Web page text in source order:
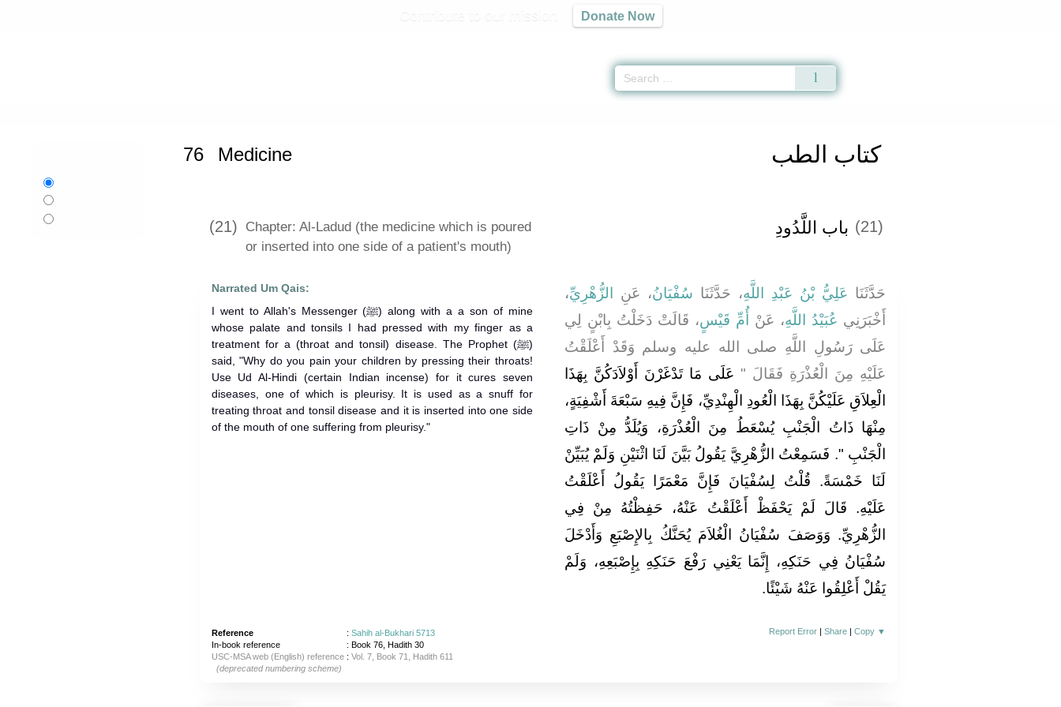
Donate Now
كتاب الطب 76 Medicine
(21) Chapter: Al-Ladud (the medicine which is poured
or inserted into one side of a patient's mouth)
(21) باب اللَّدُودِ
Narrated Um Qais:
I went to Allah's Messenger (ﷺ) along with a a son of mine
whose palate and tonsils I had pressed with my finger as a
treatment for a (throat and tonsil) disease. The Prophet (ﷺ)
said, "Why do you pain your children by pressing their throats!
Use Ud Al-Hindi (certain Indian incense) for it cures seven
diseases, one of which is pleurisy. It is used as a snuff for
treating throat and tonsil disease and it is inserted into one side
of the mouth of one suffering from pleurisy."
حَدَّثَنَا عَلِيُّ بْنُ عَبْدِ اللَّهِ، حَدَّثَنَا سُفْيَانُ، عَنِ الزُّهْرِيِّ،
أَخْبَرَنِي عُبَيْدُ اللَّهِ، عَنْ أُمِّ قَيْسٍ، قَالَتْ دَخَلْتُ بِابْنٍ لِي
عَلَى رَسُولِ اللَّهِ صلى الله عليه وسلم وَقَدْ أَعْلَقْتُ
عَلَيْهِ مِنَ الْعُذْرَةِ فَقَالَ ‏"‏ عَلَى مَا تَدْغَرْنَ أَوْلاَدَكُنَّ بِهَذَا
الْعِلاَقِ عَلَيْكُنَّ بِهَذَا الْعُودِ الْهِنْدِيِّ، فَإِنَّ فِيهِ سَبْعَةَ أَشْفِيَةٍ،
مِنْهَا ذَاتُ الْجَنْبِ يُسْعَطُ مِنَ الْعُذْرَةِ، وَيُلَدُّ مِنْ ذَاتِ
الْجَنْبِ ‏"‏‏.‏ فَسَمِعْتُ الزُّهْرِيَّ يَقُولُ بَيَّنَ لَنَا اثْنَيْنِ وَلَمْ يُبَيِّنْ
لَنَا خَمْسَةً‏.‏ قُلْتُ لِسُفْيَانَ فَإِنَّ مَعْمَرًا يَقُولُ أَعْلَقْتُ
عَلَيْهِ‏.‏ قَالَ لَمْ يَحْفَظْ أَعْلَقْتُ عَنْهُ، حَفِظْتُهُ مِنْ فِي
الزُّهْرِيِّ‏.‏ وَوَصَفَ سُفْيَانُ الْغُلاَمَ يُحَنَّكُ بِالإِصْبَعِ وَأَدْخَلَ
سُفْيَانُ فِي حَنَكِهِ، إِنَّمَا يَعْنِي رَفْعَ حَنَكِهِ بِإِصْبَعِهِ، وَلَمْ
يَقُلْ أَعْلِقُوا عَنْهُ شَيْئًا‏.‏
Reference : Sahih al-Bukhari 5713
In-book reference
: Book 76, Hadith 30
USC-MSA web (English) reference: Vol. 7, Book 71, Hadith 611
(deprecated numbering scheme)
Report Error |Share |Copy ▼